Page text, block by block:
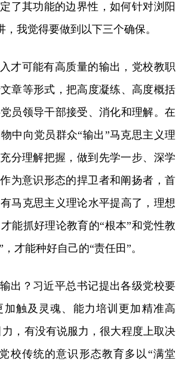
了其功能的边界性，如何针对浏阳
我觉得要做到以下三个确保。
才可能有高质量的输出，党校教职
章等形式，把高度凝练、高度概括
员领导干部接受、消化和理解。在
中向党员群众“输出”马克思主义理
分理解把握，做到先学一步、深学
为意识形态的捍卫者和阐扬者，首
马克思主义理论水平提高了，理想
能抓好理论教育的“根本”和党性教
才能种好自己的“责任田”。
出？习近平总书记提出各级党校要
触及灵魂、能力培训更加精准高
，有没有说服力，很大程度上取决
校传统的意识形态教育多以“满堂